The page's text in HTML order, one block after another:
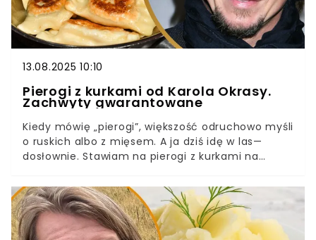
13.08.2025 10:10
Pierogi z kurkami od Karola Okrasy.
Zachwyty gwarantowane
Kiedy mówię „pierogi”, większość odruchowo myśli
o ruskich albo z mięsem. A ja dziś idę w las—
dosłownie. Stawiam na pierogi z kurkami na
swoim przepisie dla Kuchni Lidla. Półkruche
ciasto, aromatyczny farsz z kurek, czosnek,
tymianek, odrobina śmietany i do piekarnika. Zero
twarogu, zero mięsa, a efekt? Złociste kieszonki,